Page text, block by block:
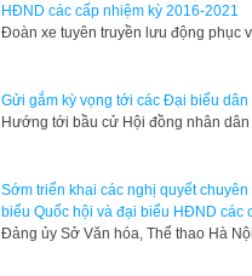
HĐND các cấp nhiệm kỳ 2016-2021
Đoàn xe tuyên truyền lưu động phục
Gửi gắm kỳ vọng tới các Đại biểu dân
Hướng tới bầu cử Hội đồng nhân
Sớm triển khai các nghị quyết
biểu Quốc hội và đại biểu HĐND các
Đảng ủy Sở Văn hóa, Thể thao Hà